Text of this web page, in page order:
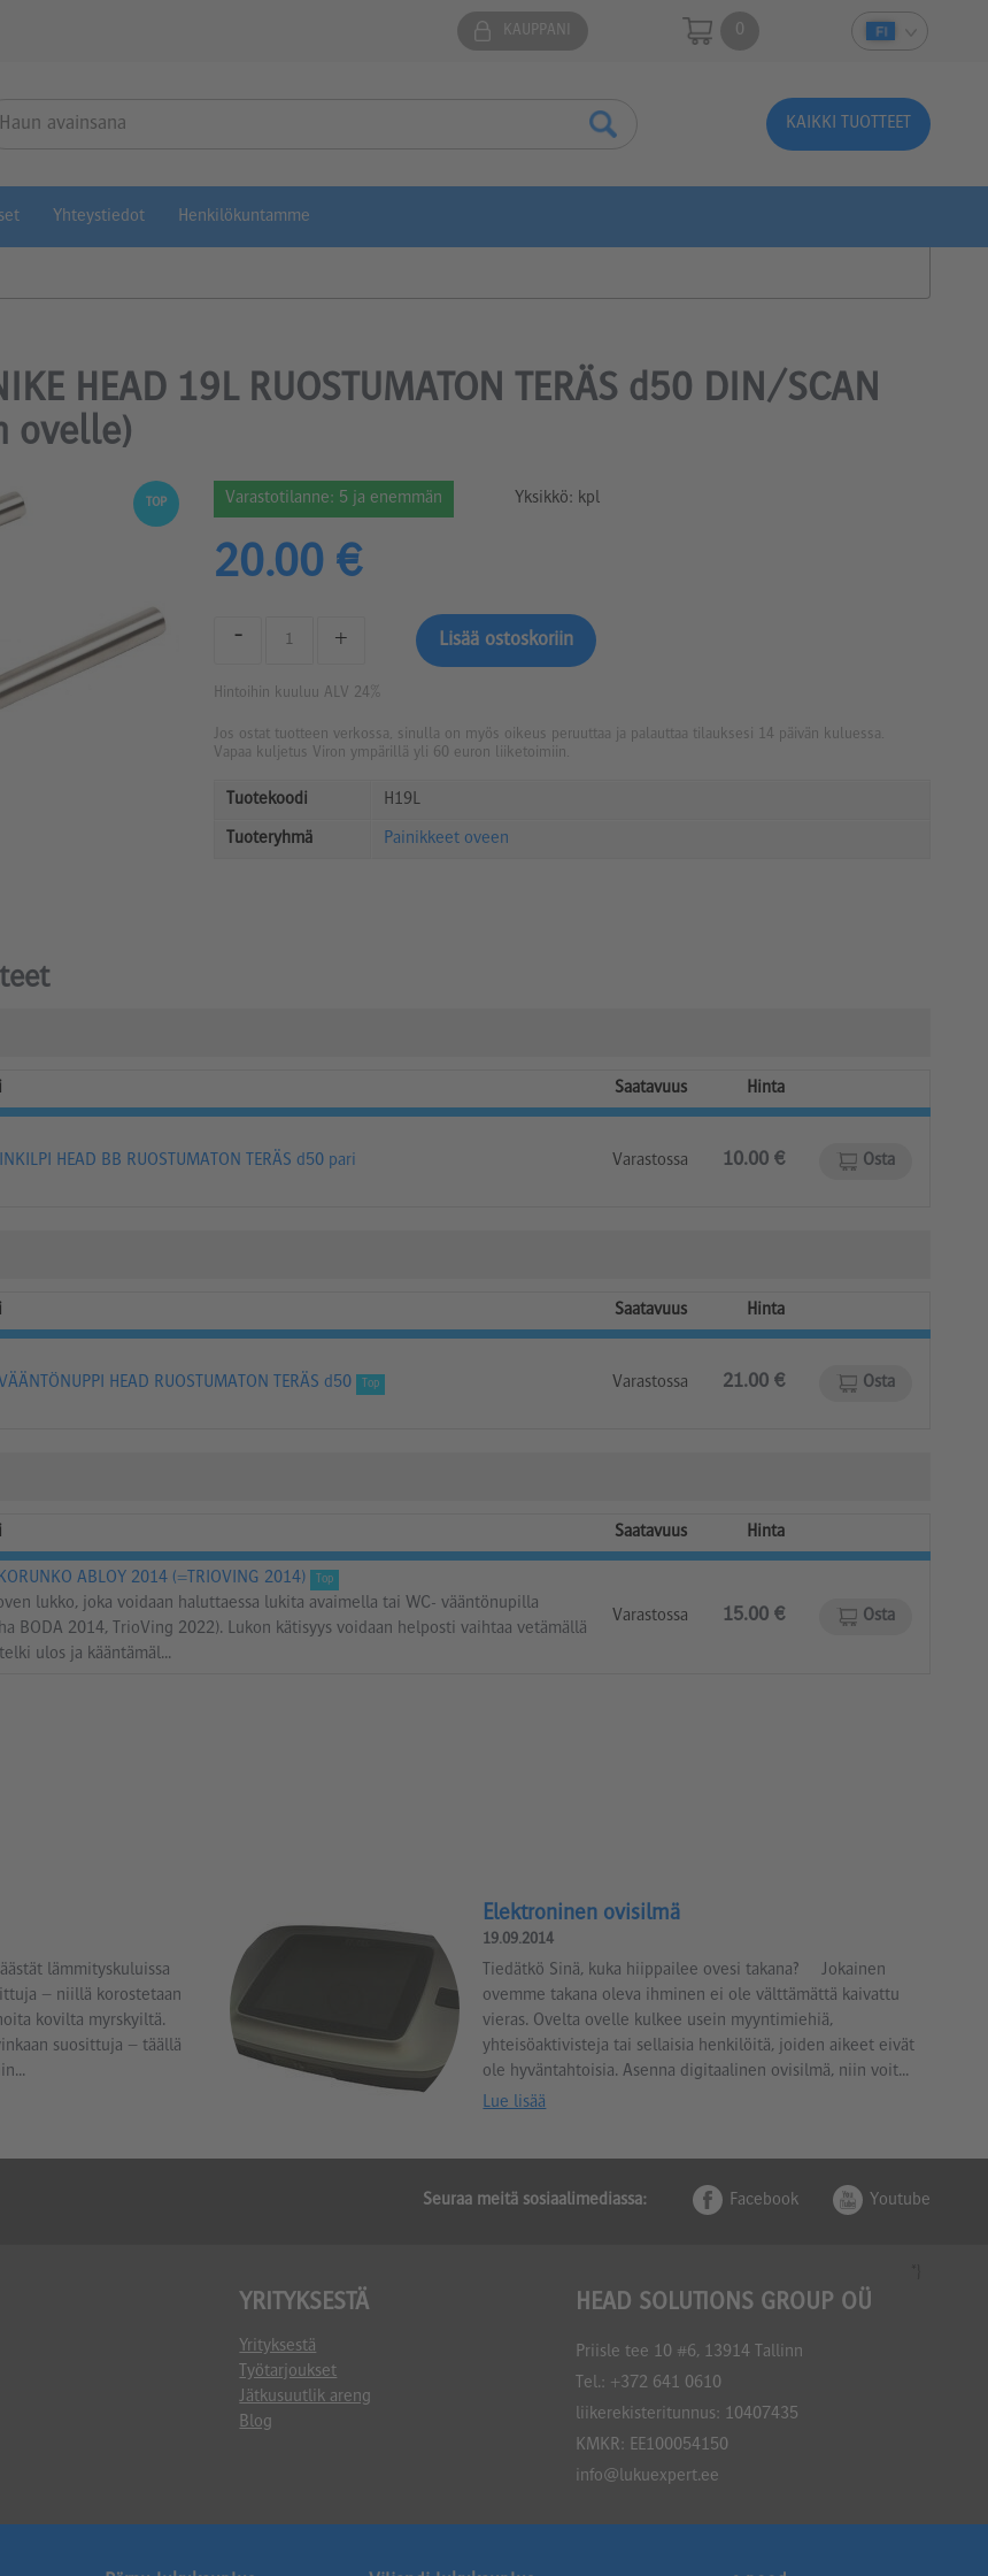
KAUPPANI 0
KAIKKI TUOTTEET
Yhteystiedot Henkilökuntamme
HEAD 19L RUOSTUMATON TERÄS d50 DIN/SCAN
ovelle)
TOP Varastotilanne: 5 ja enemmän Yksikkö: kpl
20.00 €
- +
Hintoihin kuuluu ALV 24%
Jos ostat tuotteen verkossa, sinulla on myös oikeus peruuttaa ja palauttaa tilauksesi 14 päivän kuluessa.
Vapaa kuljetus Viron ympärillä yli 60 euron liiketoimiin.
Tuotekoodi H19L
Tuoteryhmä Painikkeet oveen
Saatavuus Hinta
HEAD BB RUOSTUMATON TERÄS d50 pari Varastossa 10.00 € Osta
Saatavuus Hinta
HEAD RUOSTUMATON TERÄS d50 Top Varastossa 21.00 € Osta
Saatavuus Hinta
ABLOY 2014 (=TRIOVING 2014) Top
lukko, joka voidaan haluttaessa lukita avaimella tai WC- vääntönupilla
BODA 2014, TrioVing 2022). Lukon kätisyys voidaan helposti vaihtaa vetämällä
ulos ja kääntämäl...
Varastossa 15.00 € Osta
lämmityskuluissa
– niillä korostetaan
kovilta myrskyiltä.
suosittuja – täällä
Elektroninen ovisilmä
19.09.2014
Tiedätkö Sinä, kuka hiippailee ovesi takana? Jokainen
ovemme takana oleva ihminen ei ole välttämättä kaivattu
vieras. Ovelta ovelle kulkee usein myyntimiehiä,
yhteisöaktivisteja tai sellaisia henkilöitä, joiden aikeet eivät
ole hyväntahtoisia. Asenna digitaalinen ovisilmä, niin voit...
Lue lisää
Seuraa meitä sosiaalimediassa: Facebook Youtube
YRITYKSESTÄ
Yrityksestä
Työtarjoukset
Jätkusuutlik areng
Blog
HEAD SOLUTIONS GROUP OÜ
Priisle tee 10 #6, 13914 Tallinn
Tel.: +372 641 0610
liikerekisteritunnus: 10407435
KMKR: EE100054150
info@lukuexpert.ee